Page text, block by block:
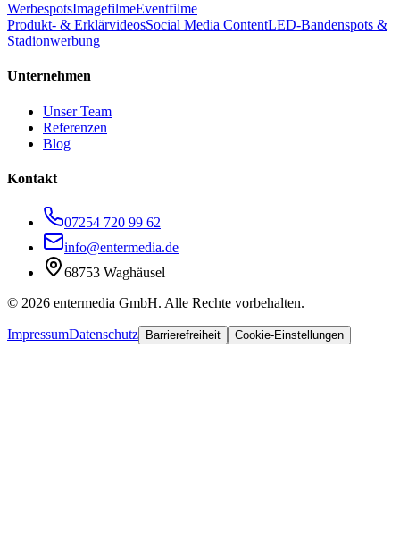
WerbespotsImagefilmeEventfilme
Produkt- & ErklärvideosSocial Media ContentLED-Bandenspots &
Stadionwerbung
Unternehmen
Unser Team
Referenzen
Blog
Kontakt
07254 720 99 62
info@entermedia.de
68753 Waghäusel
© 2026 entermedia GmbH. Alle Rechte vorbehalten.
ImpressumDatenschutz Barrierefreiheit Cookie-Einstellungen